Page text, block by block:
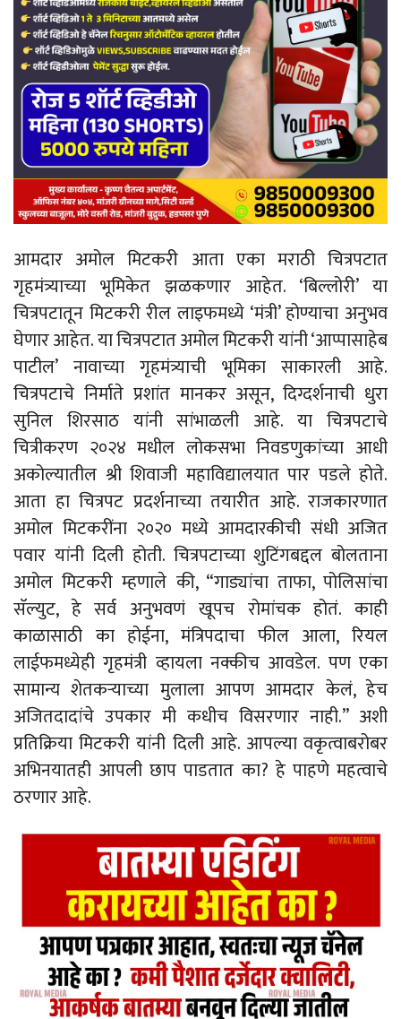
आमदार अमोल मिटकरी आता एका मराठी चित्रपटात
गृहमंत्र्याच्या भूमिकेत झळकणार आहेत. ‘बिल्लोरी’ या
चित्रपटातून मिटकरी रील लाइफमध्ये ‘मंत्री’ होण्याचा अनुभव
घेणार आहेत. या चित्रपटात अमोल मिटकरी यांनी ‘आप्पासाहेब
पाटील’ नावाच्या गृहमंत्र्याची भूमिका साकारली आहे.
चित्रपटाचे निर्माते प्रशांत मानकर असून, दिग्दर्शनाची धुरा
सुनिल शिरसाठ यांनी सांभाळली आहे. या चित्रपटाचे
चित्रीकरण २०२४ मधील लोकसभा निवडणुकांच्या आधी
अकोल्यातील श्री शिवाजी महाविद्यालयात पार पडले होते.
आता हा चित्रपट प्रदर्शनाच्या तयारीत आहे. राजकारणात
अमोल मिटकरींना २०२० मध्ये आमदारकीची संधी अजित
पवार यांनी दिली होती. चित्रपटाच्या शुटिंगबद्दल बोलताना
अमोल मिटकरी म्हणाले की, “गाड्यांचा ताफा, पोलिसांचा
सॅल्युट, हे सर्व अनुभवणं खूपच रोमांचक होतं. काही
काळासाठी का होईना, मंत्रिपदाचा फील आला, रियल
लाईफमध्येही गृहमंत्री व्हायला नक्कीच आवडेल. पण एका
सामान्य शेतकऱ्याच्या मुलाला आपण आमदार केलं, हेच
अजितदादांचे उपकार मी कधीच विसरणार नाही.” अशी
प्रतिक्रिया मिटकरी यांनी दिली आहे. आपल्या वकृत्वाबरोबर
अभिनयातही आपली छाप पाडतात का? हे पाहणे महत्वाचे
ठरणार आहे.